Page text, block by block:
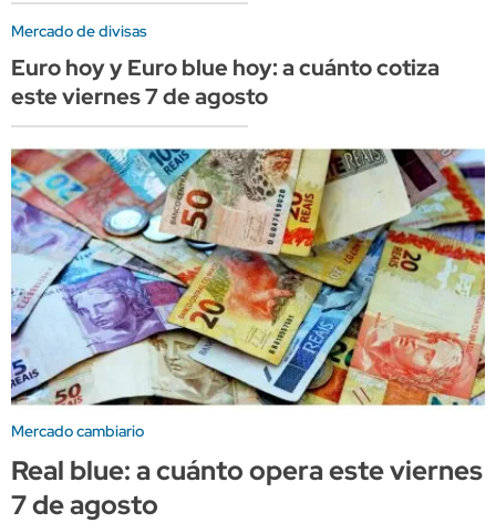
Mercado de divisas
Euro hoy y Euro blue hoy: a cuánto cotiza
este viernes 7 de agosto
Mercado cambiario
Real blue: a cuánto opera este viernes
7 de agosto